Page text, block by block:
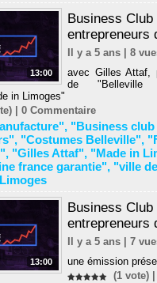
13:00
Business
entrepreneurs
Il y a 5 ans | 8
avec Gilles Attaf,
de "Belleville
in Limoges"
| 0 Commentaire
, "Business club
, "Costumes Belleville",
, "Gilles Attaf", "Made in
france garantie", "ville
Limoges
13:00
Business
entrepreneurs
Il y a 5 ans | 7
une émission
(1 vote)